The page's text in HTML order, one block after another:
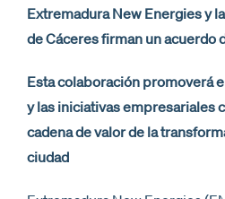
Extremadura New Energies y
de Cáceres firman un acuerdo
Esta colaboración promoverá
y las iniciativas empresariales
cadena de valor de la
ciudad